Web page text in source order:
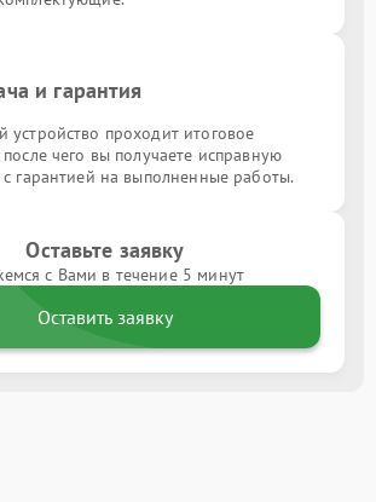
и гарантия
устройство проходит итоговое
чего вы получаете исправную
гарантией на выполненные работы.
Оставьте заявку
с Вами в течение 5 минут
Оставить заявку